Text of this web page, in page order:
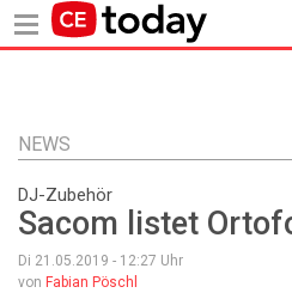
Inhalt
NEWS
DJ-Zubehör
Sacom listet
Di 21.05.2019 - 12:27 Uhr
von Fabian Pöschl